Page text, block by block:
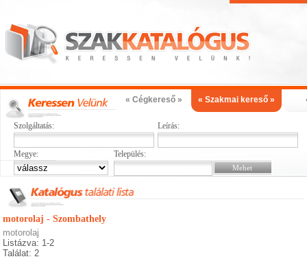
« Cégkereső » « Szakmai kereső »
Szolgáltatás: Leírás:
Megye: Település:
motorolaj - Szombathely
motorolaj
Listázva: 1-2
Találat: 2